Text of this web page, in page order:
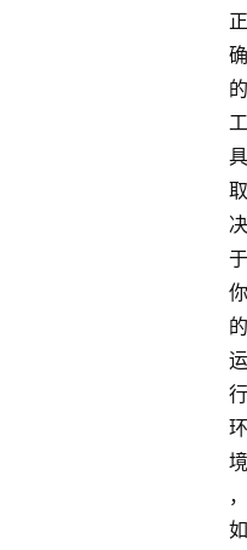
正
确
的
工
具
取
决
于
你
的
运
行
环
境
，
如